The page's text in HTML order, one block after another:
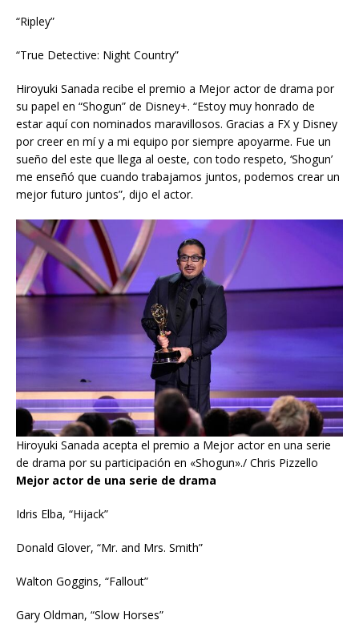
“Ripley”
“True Detective: Night Country”
Hiroyuki Sanada recibe el premio a Mejor actor de drama por
su papel en “Shogun” de Disney+. “Estoy muy honrado de
estar aquí con nominados maravillosos. Gracias a FX y Disney
por creer en mí y a mi equipo por siempre apoyarme. Fue un
sueño del este que llega al oeste, con todo respeto, ‘Shogun’
me enseñó que cuando trabajamos juntos, podemos crear un
mejor futuro juntos”, dijo el actor.
Hiroyuki Sanada acepta el premio a Mejor actor en una serie
de drama por su participación en «Shogun»./ Chris Pizzello
Mejor actor de una serie de drama
Idris Elba, “Hijack”
Donald Glover, “Mr. and Mrs. Smith”
Walton Goggins, “Fallout”
Gary Oldman, “Slow Horses”